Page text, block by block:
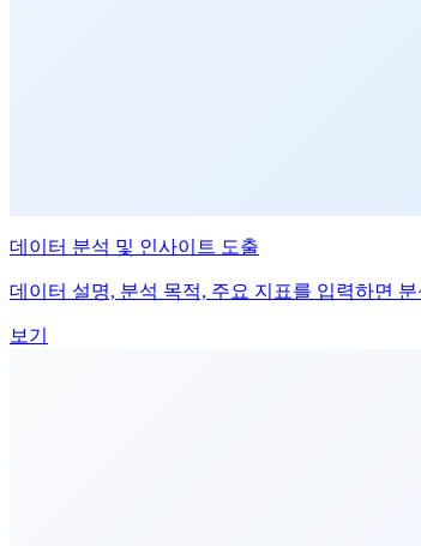
데이터 분석 및 인사이트 도출
데이터 설명, 분석 목적, 주요 지표를 입력하면
보기